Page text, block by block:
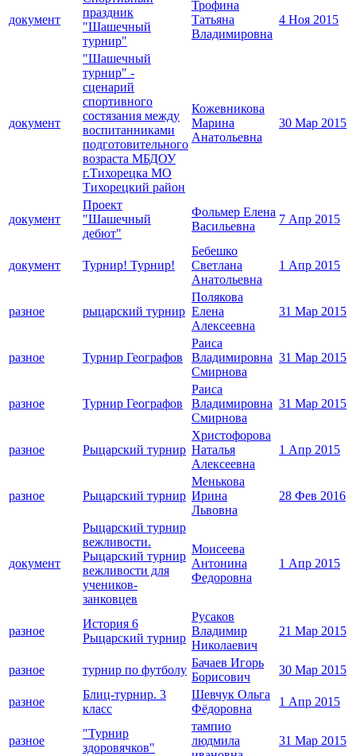
документ
праздник
"Шашечный
турнир"
Трофина
Татьяна
Владимировна
4 Ноя 2015
документ
"Шашечный
турнир" -
сценарий
спортивного
состязания между
воспитанниками
подготовительного
возраста МБДОУ
г.Тихорецка МО
Тихорецкий район
Кожевникова
Марина
Анатольевна
30 Мар 2015
документ
Проект
"Шашечный
дебют"
Фольмер Елена
Васильевна
7 Апр 2015
документ Турнир! Турнир!
Бебешко
Светлана
Анатольевна
1 Апр 2015
разное рыцарский турнир
Полякова
Елена
Алексеевна
31 Мар 2015
разное Турнир Географов
Раиса
Владимировна
Смирнова
31 Мар 2015
разное Турнир Географов
Раиса
Владимировна
Смирнова
31 Мар 2015
разное Рыцарский турнир
Христофорова
Наталья
Алексеевна
1 Апр 2015
разное Рыцарский турнир
Менькова
Ирина
Львовна
28 Фев 2016
документ
Рыцарский турнир
вежливости.
Рыцарский турнир
вежливости для
учеников-
занковцев
Моисеева
Антонина
Федоровна
1 Апр 2015
разное
История 6
Рыцарский турнир
Русаков
Владимир
Николаевич
21 Мар 2015
разное турнир по футболу
Бачаев Игорь
Борисович
30 Мар 2015
разное
Блиц-турнир. 3
класс
Шевчук Ольга
Фёдоровна
1 Апр 2015
разное
"Турнир
здоровячков"
тампио
людмила
31 Мар 2015